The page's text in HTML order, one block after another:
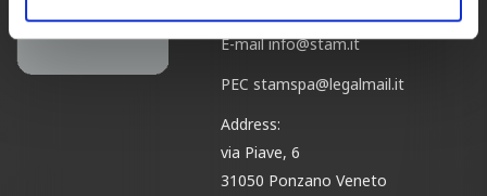
Fax.+39 0422 440137
E-mailinfo@stam.it
PECstamspa@legalmail.it
Address:
via Piave, 6
31050 Ponzano Veneto